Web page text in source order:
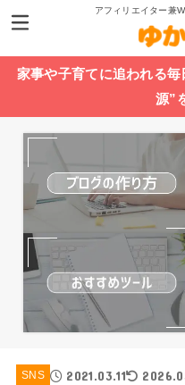
アフィリエイター兼
家事や子育てに追われる
源”
SNS 2021.03.11